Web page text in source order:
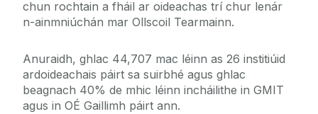
chun rochtain a fháil ar oideachas trí chur lenár
n-ainmniúchán mar Ollscoil Tearmainn.
Anuraidh, ghlac 44,707 mac léinn as 26 institiúid
ardoideachais páirt sa suirbhé agus ghlac
beagnach 40% de mhic léinn incháilithe in GMIT
agus in OÉ Gaillimh páirt ann.